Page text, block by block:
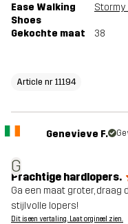
Ease Walking
Shoes
Gekochte maat 38
Article nr 11194
G
Genevieve F.
Prachtige hardlopers.
Ga een maat groter,
stijlvolle lopers!
Dit is een vertaling. Laat orgineel zien.